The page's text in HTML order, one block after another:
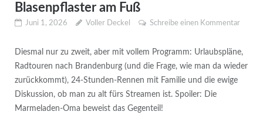
Blasenpflaster am Fuß
Juni 1, 2026 Voller Deckel Schreibe einen Kommentar
Diesmal nur zu zweit, aber mit vollem Programm: Urlaubspläne,
Radtouren nach Brandenburg (und die Frage, wie man da wieder
zurückkommt), 24-Stunden-Rennen mit Familie und die ewige
Diskussion, ob man zu alt fürs Streamen ist. Spoiler: Die
Marmeladen-Oma beweist das Gegenteil!